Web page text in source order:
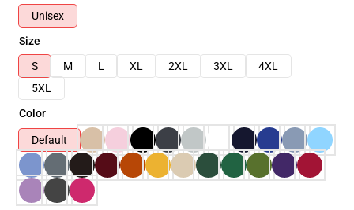
Unisex
Size
S
M L XL 2XL 3XL
4XL
5XL
Color
Default